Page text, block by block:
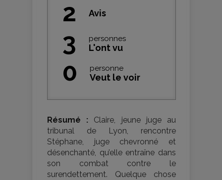
2 Avis
3 personnes
L'ont vu
0 personne
Veut le voir
Résumé : Claire, jeune juge au
tribunal de Lyon, rencontre
Stéphane, juge chevronné et
désenchanté, qu’elle entraîne dans
son combat contre le
surendettement. Quelque chose